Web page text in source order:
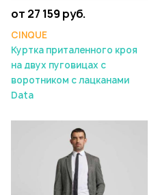
от 27 159 руб.
CINQUE
Куртка приталенного кроя
на двух пуговицах с
воротником с лацканами
Data